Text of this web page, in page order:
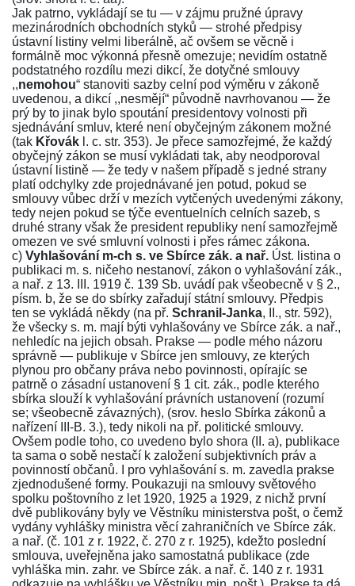
Jak patrno, vykládají se tu — v zájmu pružné úpravy
mezinárodních obchodních styků — strohé předpisy
ústavní listiny velmi liberálně, ač ovšem se věcně i
formálně moc výkonná přesně omezuje; nevidím ostatně
podstatného rozdílu mezi dikcí, že dotyčné smlouvy
,,nemohou“ stanoviti sazby celní pod výměru v zákoně
uvedenou, a dikcí ,,nesmějí“ původně navrhovanou — že
prý by to jinak bylo spoutání presidentovy volnosti při
sjednávání smluv, které není obyčejným zákonem možné
(tak Křovák l. c. str. 353). Je přece samozřejmé, že každý
obyčejný zákon se musí vykládati tak, aby neodporoval
ústavní listině — že tedy v našem případě s jedné strany
platí odchylky zde projednávané jen potud, pokud se
smlouvy vůbec drží v mezích vytčených uvedenými zákony,
tedy nejen pokud se týče eventuelních celních sazeb, s
druhé strany však že president republiky není samozřejmě
omezen ve své smluvní volnosti i přes rámec zákona.
c) Vyhlašování m-ch s. ve Sbírce zák. a nař. Úst. listina o
publikaci m. s. ničeho nestanoví, zákon o vyhlašování zák.,
a nař. z 13. III. 1919 č. 139 Sb. uvádí pak všeobecně v § 2.,
písm. b, že se do sbírky zařadují státní smlouvy. Předpis
ten se vykládá někdy (na př. Schranil-Janka, II., str. 592),
že všecky s. m. mají býti vyhlašovány ve Sbírce zák. a nař.,
nehledíc na jejich obsah. Prakse — podle mého názoru
správně — publikuje v Sbírce jen smlouvy, ze kterých
plynou pro občany práva nebo povinnosti, opírajíc se
patrně o zásadní ustanovení § 1 cit. zák., podle kterého
sbírka slouží k vyhlašování právních ustanovení (rozumí
se; všeobecně závazných), (srov. heslo Sbírka zákonů a
nařízení III-B. 3.), tedy nikoli na př. politické smlouvy.
Ovšem podle toho, co uvedeno bylo shora (II. a), publikace
ta sama o sobě nestačí k založení subjektivních práv a
povinností občanů. I pro vyhlašování s. m. zavedla prakse
zjednodušené formy. Poukazuji na smlouvy světového
spolku poštovního z let 1920, 1925 a 1929, z nichž první
dvě publikovány byly ve Věstníku ministerstva pošt, o čemž
vydány vyhlášky ministra věcí zahraničních ve Sbírce zák.
a nař. (č. 101 z r. 1922, č. 270 z r. 1925), kdežto poslední
smlouva, uveřejněna jako samostatná publikace (zde
vyhláška min. zahr. ve Sbírce zák. a nař. č. 140 z r. 1931